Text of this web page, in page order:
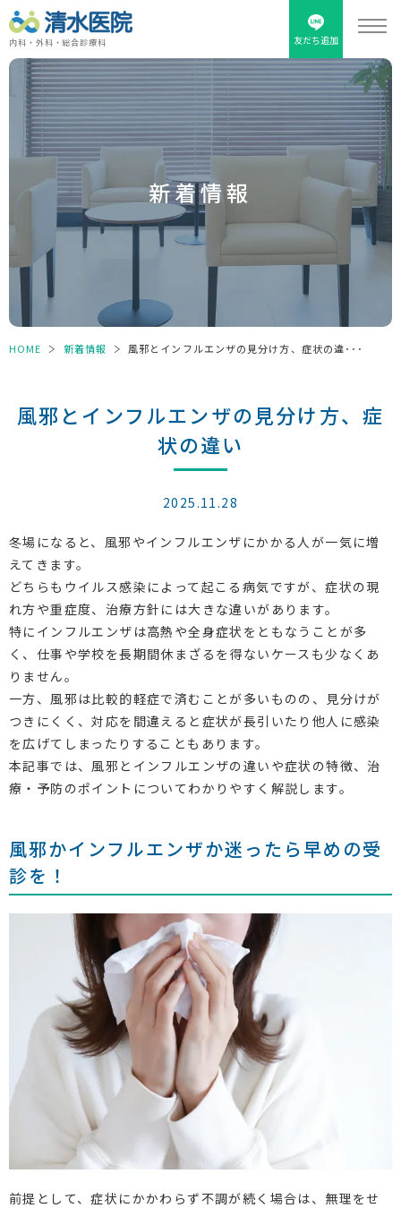
内科・外科・総合診療科 友だち追加
新着情報
HOME ＞ 新着情報 ＞ 風邪とインフルエンザの見分け方、症状の違･･･
風邪とインフルエンザの見分け方、症
状の違い
2025.11.28
冬場になると、風邪やインフルエンザにかかる人が一気に増
えてきます。
どちらもウイルス感染によって起こる病気ですが、症状の現
れ方や重症度、治療方針には大きな違いがあります。
特にインフルエンザは高熱や全身症状をともなうことが多
く、仕事や学校を長期間休まざるを得ないケースも少なくあ
りません。
一方、風邪は比較的軽症で済むことが多いものの、見分けが
つきにくく、対応を間違えると症状が長引いたり他人に感染
を広げてしまったりすることもあります。
本記事では、風邪とインフルエンザの違いや症状の特徴、治
療・予防のポイントについてわかりやすく解説します。
風邪かインフルエンザか迷ったら早めの受
診を！
前提として、症状にかかわらず不調が続く場合は、無理をせ